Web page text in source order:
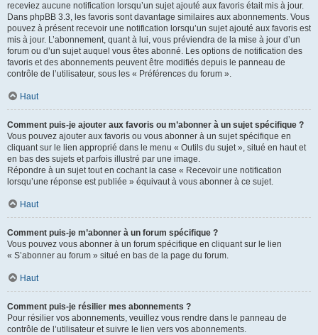
receviez aucune notification lorsqu’un sujet ajouté aux favoris était mis à jour.
Dans phpBB 3.3, les favoris sont davantage similaires aux abonnements. Vous
pouvez à présent recevoir une notification lorsqu’un sujet ajouté aux favoris est
mis à jour. L’abonnement, quant à lui, vous préviendra de la mise à jour d’un
forum ou d’un sujet auquel vous êtes abonné. Les options de notification des
favoris et des abonnements peuvent être modifiés depuis le panneau de
contrôle de l’utilisateur, sous les « Préférences du forum ».
Haut
Comment puis-je ajouter aux favoris ou m’abonner à un sujet spécifique ?
Vous pouvez ajouter aux favoris ou vous abonner à un sujet spécifique en
cliquant sur le lien approprié dans le menu « Outils du sujet », situé en haut et
en bas des sujets et parfois illustré par une image.
Répondre à un sujet tout en cochant la case « Recevoir une notification
lorsqu’une réponse est publiée » équivaut à vous abonner à ce sujet.
Haut
Comment puis-je m’abonner à un forum spécifique ?
Vous pouvez vous abonner à un forum spécifique en cliquant sur le lien
« S’abonner au forum » situé en bas de la page du forum.
Haut
Comment puis-je résilier mes abonnements ?
Pour résilier vos abonnements, veuillez vous rendre dans le panneau de
contrôle de l’utilisateur et suivre le lien vers vos abonnements.